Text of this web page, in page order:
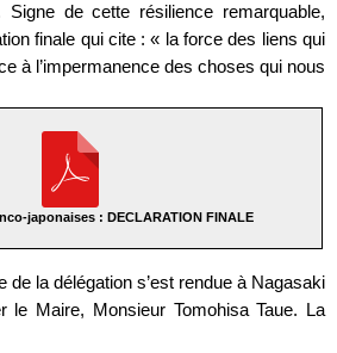
de cette résilience remarquable,
finale qui cite : « la force des liens qui
à l’impermanence des choses qui nous
japonaises : DECLARATION FINALE
de la délégation s’est rendue à Nagasaki
le Maire, Monsieur Tomohisa Taue. La